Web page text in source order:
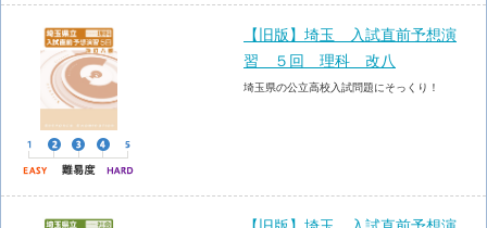
【旧版】埼玉 入試直前予想演
習 ５回 理科 改八
埼玉県の公立高校入試問題にそっくり！